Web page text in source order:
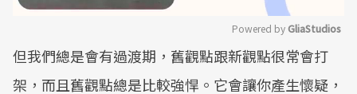
Mute
Powered by GliaStudios
但我們總是會有過渡期，舊觀點跟新觀點很常會打
架，而且舊觀點總是比較強悍。它會讓你產生懷疑，